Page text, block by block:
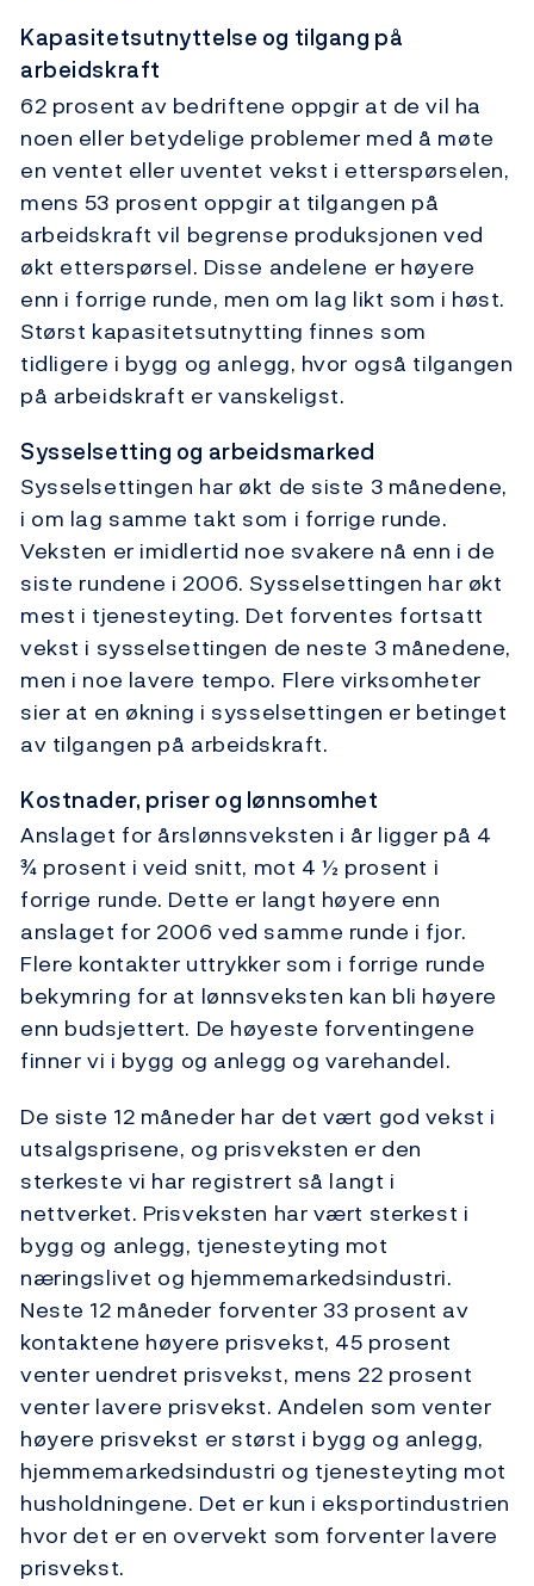
Kapasitetsutnyttelse og tilgang på
arbeidskraft
62 prosent av bedriftene oppgir at de vil ha
noen eller betydelige problemer med å møte
en ventet eller uventet vekst i etterspørselen,
mens 53 prosent oppgir at tilgangen på
arbeidskraft vil begrense produksjonen ved
økt etterspørsel. Disse andelene er høyere
enn i forrige runde, men om lag likt som i høst.
Størst kapasitetsutnytting finnes som
tidligere i bygg og anlegg, hvor også tilgangen
på arbeidskraft er vanskeligst.
Sysselsetting og arbeidsmarked
Sysselsettingen har økt de siste 3 månedene,
i om lag samme takt som i forrige runde.
Veksten er imidlertid noe svakere nå enn i de
siste rundene i 2006. Sysselsettingen har økt
mest i tjenesteyting. Det forventes fortsatt
vekst i sysselsettingen de neste 3 månedene,
men i noe lavere tempo. Flere virksomheter
sier at en økning i sysselsettingen er betinget
av tilgangen på arbeidskraft.
Kostnader, priser og lønnsomhet
Anslaget for årslønnsveksten i år ligger på 4
¾ prosent i veid snitt, mot 4 ½ prosent i
forrige runde. Dette er langt høyere enn
anslaget for 2006 ved samme runde i fjor.
Flere kontakter uttrykker som i forrige runde
bekymring for at lønnsveksten kan bli høyere
enn budsjettert. De høyeste forventingene
finner vi i bygg og anlegg og varehandel.
De siste 12 måneder har det vært god vekst i
utsalgsprisene, og prisveksten er den
sterkeste vi har registrert så langt i
nettverket. Prisveksten har vært sterkest i
bygg og anlegg, tjenesteyting mot
næringslivet og hjemmemarkedsindustri.
Neste 12 måneder forventer 33 prosent av
kontaktene høyere prisvekst, 45 prosent
venter uendret prisvekst, mens 22 prosent
venter lavere prisvekst. Andelen som venter
høyere prisvekst er størst i bygg og anlegg,
hjemmemarkedsindustri og tjenesteyting mot
husholdningene. Det er kun i eksportindustrien
hvor det er en overvekt som forventer lavere
prisvekst.